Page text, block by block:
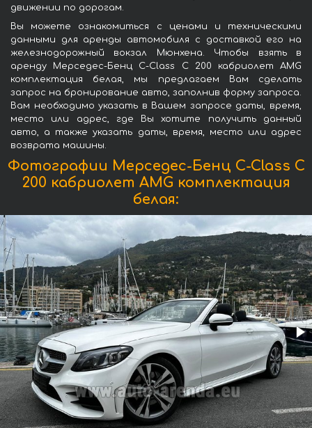
движении по дорогам.
Вы можете ознакомиться с ценами и техническими
данными для аренды автомобиля с доставкой его на
железнодорожный вокзал Мюнхена. Чтобы взять в
аренду Мерседес-Бенц C-Class C 200 кабриолет AMG
комплектация белая, мы предлагаем Вам сделать
запрос на бронирование авто, заполнив форму запроса.
Вам необходимо указать в Вашем запросе даты, время,
место или адрес, где Вы хотите получить данный
авто, а также указать даты, время, место или адрес
возврата машины.
Фотографии Мерседес-Бенц C-Class C
200 кабриолет AMG комплектация
белая: